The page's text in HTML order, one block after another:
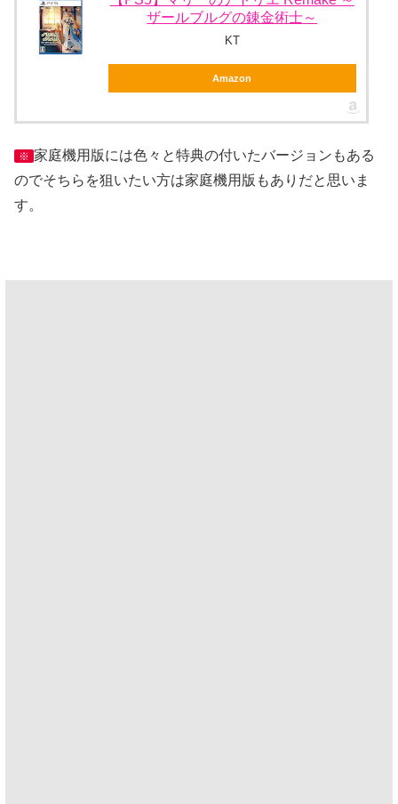
ザールブルグの錬金術士～
KT
Amazon
※ 家庭機用版には色々と特典の付いたバージョンもある
のでそちらを狙いたい方は家庭機用版もありだと思いま
す。